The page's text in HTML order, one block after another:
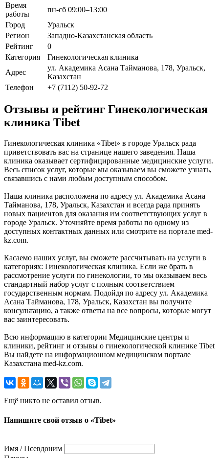
Время
работы
пн-сб 09:00–13:00
Город
Уральск
Регион
Западно-Казахстанская область
Рейтинг
0
Категория
Гинекологическая клиника
Адрес
ул. Академика Асана Тайманова, 178, Уральск,
Казахстан
Телефон
+7 (7112) 50-92-72
Отзывы и рейтинг Гинекологическая
клиника Tibet
Гинекологическая клиника «Tibet» в городе Уральск рада
приветствовать вас на странице нашего заведения. Наша
клиника оказывает сертифицированные медицинские услуги.
Весь список услуг, которые мы оказываем вы сможете узнать,
связавшись с нами любым доступным способом.
Наша клиника расположена по адресу ул. Академика Асана
Тайманова, 178, Уральск, Казахстан и всегда рада принять
новых пациентов для оказания им соответствующих услуг в
городе Уральск. Уточняйте время работы по одному из
доступных контактных данных или смотрите на портале med-
kz.com.
Касаемо наших услуг, вы сможете рассчитывать на услуги в
категориях: Гинекологическая клиника. Если же брать в
рассмотрение услуги по гинекологии, то мы оказываем весь
стандартный набор услуг с полным соответствием
государственным нормам. Подойдя по адресу ул. Академика
Асана Тайманова, 178, Уральск, Казахстан вы получите
консультацию, а также ответы на все вопросы, которые могут
вас заинтересовать.
Всю информацию в категории Медицинские центры и
клиники, рейтинг и отзывы о гинекологической клинике Tibet
Вы найдете на информационном медицинском портале
Казахстана med-kz.com.
Ещё никто не оставил отзыв.
Напишите свой отзыв о «Tibet»
Имя / Псевдоним